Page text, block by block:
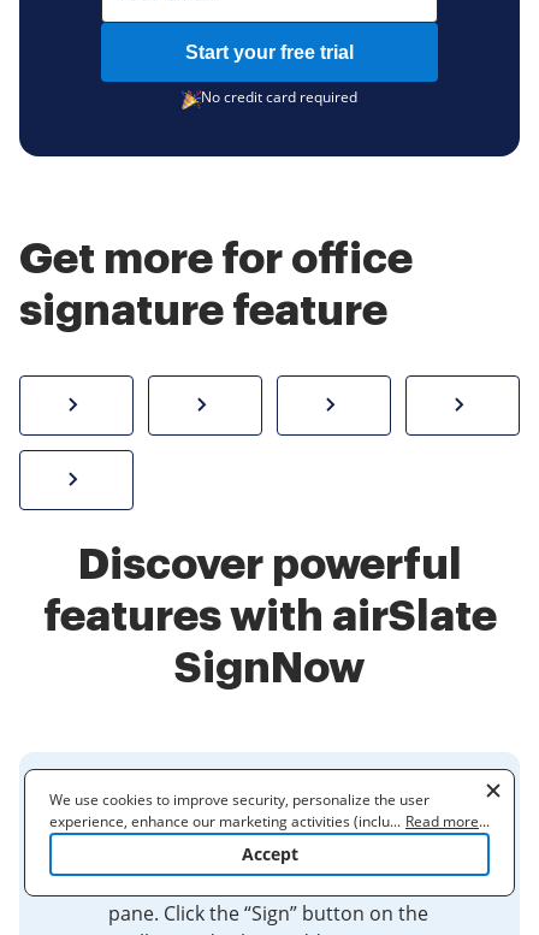
Start your free trial
No credit card required
Get more for office
signature feature
How to sign a PDF onlineCreate electronic signature
Send
Discover powerful
features with airSlate
SignNow
How to sign a PDF document
using signNow
Click the “Fill & Sign” button in the right
pane. Click the “Sign” button on the
We use cookies to improve security, personalize the user
experience, enhance our marketing activities (including
cooperating with our 3rd party partners) and for other business
to learn more. By clicking "Accept"
... Read more...
Accept